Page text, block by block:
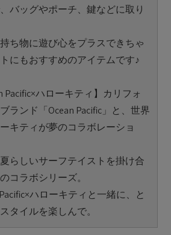
バッグやポーチ、鍵などに取り
ち物に遊び心をプラスできちゃ
にもおすすめのアイテムです♪
Pacific×ハローキティ】カリフォ
ランド「Ocean Pacific」と、世界
キティが夢のコラボレーショ
らしいサーフテイストを掛け合
コラボシリーズ。
ハローキティと一緒に、と
タイルを楽しんで。